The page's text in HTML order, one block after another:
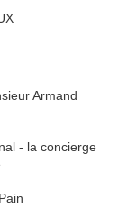
Armand
- la concierge